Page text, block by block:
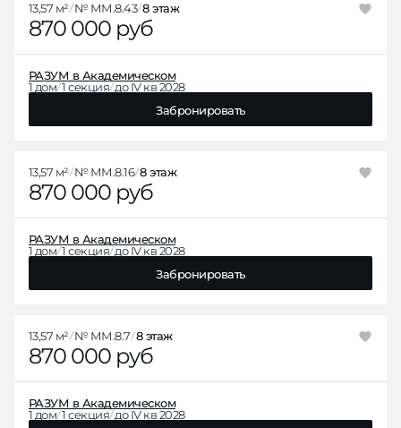
870 000 руб
13,57 м² № ММ.8.43 8 этаж
РАЗУМ в Академическом
1 дом 1 секция до IV кв 2028
Забронировать
870 000 руб
13,57 м² № ММ.8.16 8 этаж
РАЗУМ в Академическом
1 дом 1 секция до IV кв 2028
Забронировать
870 000 руб
13,57 м² № ММ.8.7 8 этаж
РАЗУМ в Академическом
1 дом 1 секция до IV кв 2028